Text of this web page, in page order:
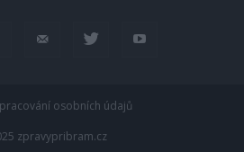
osobních údajů
zpravypribram.cz